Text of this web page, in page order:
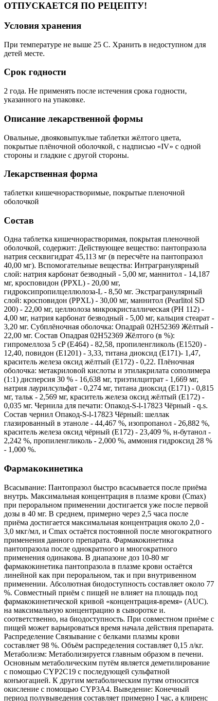
ОТПУСКАЕТСЯ ПО РЕЦЕПТУ!
Условия хранения
При температуре не выше 25 C. Хранить в недоступном для
детей месте.
Срок годности
2 года. Не применять после истечения срока годности,
указанного на упаковке.
Описание лекарственной формы
Овальные, двояковыпуклые таблетки жёлтого цвета,
покрытые плёночной оболочкой, с надписью «IV» с одной
стороны и гладкие с другой стороны.
Лекарственная форма
таблетки кишечнорастворимые, покрытые пленочной
оболочкой
Состав
Одна таблетка кишечнорастворимая, покрытая пленочной
оболочкой, содержит: Действующее вещество: пантопразола
натрия сесквигидрат 45,113 мг (в пересчёте на пантопразол
40,00 мг). Вспомогательные вещества: Интрагранулярный
слой: натрия карбонат безводный - 5,00 мг, маннитол - 14,187
мг, кросповидон (PPXL) - 20,00 мг,
гидроксипропилцеллюлоза-L - 8,50 мг. Экстрагранулярный
слой: кросповидон (PPXL) - 30,00 мг, маннитол (Pearlitol SD
200) - 22,00 мг, целлюлоза микрокристаллическая (PH 112) -
4,00 мг, натрия карбонат безводный - 5,00 мг, кальция стеарат -
3,20 мг. Субплёночная оболочка: Опадрай 02Н52369 Жёлтый -
22,00 мг. Состав Опадрая 02Н52369 Жёлтого (в %):
гипромеллоза 5 cP (Е464) - 82,58, пропиленгликоль (Е1520) -
12,40, повидон (Е1201) - 3,33, титана диоксид (Е171)- 1,47,
краситель железа оксид жёлтый (Е172) - 0,22. Плёночная
оболочка: метакриловой кислоты и этилакрилата сополимера
(1:1) дисперсия 30 % - 16,638 мг, триэтилцитрат - 1,669 мг,
натрия лаурилсульфат - 0,274 мг, титана диоксид (Е171) - 0,815
мг, тальк - 2,569 мг, краситель железа оксид жёлтый (Е172) -
0,035 мг. Чернила для печати: Опакод-S-l-17823 Чёрный - q.s.
Состав чернил Опакод-S-l-17823 Чёрный: шеллак
глазированный в этаноле - 44,467 %, изопропанол - 26,882 %,
краситель железа оксид чёрный (Е172) - 23,409 %, н-бутанол -
2,242 %, пропиленгликоль - 2,000 %, аммония гидроксид 28 %
- 1,000 %.
Фармакокинетика
Всасывание: Пантопразол быстро всасывается после приёма
внутрь. Максимальная концентрация в плазме крови (Сmах)
при пероральном применении достигается уже после первой
дозы в 40 мг. В среднем, примерно через 2,5 часа после
приёма достигается максимальная концентрация около 2,0 -
3,0 мкг/мл, и Сmах остаётся постоянной после многократного
применения данного препарата. Фармакокинетика
пантопразола после однократного и многократного
применения одинакова. В диапазоне доз 10-80 мг
фармакокинетика пантопразола в плазме крови остаётся
линейной как при пероральном, так и при внутривенном
применении. Абсолютная биодоступность составляет около 77
%. Совместный приём с пищей не влияет на площадь под
фармакокинетической кривой «концентрация-время» (AUC).
на максимальную концентрацию в сыворотке и.
соответственно, на биодоступность. При совместном приёме с
пищей может варьироваться время начала действия препарата.
Распределение Связывание с белками плазмы крови
составляет 98 %. Объём распределения составляет 0,15 л/кг.
Метаболизм: Метаболизируется главным образом в печени.
Основным метаболическим путём является деметилирование
с помощью CYP2C19 с последующей сульфатной
конъюгацией. К другим метаболическим путям относится
окисление с помощью CYP3A4. Выведение: Конечный
период полувыведения составляет примерно I час, а клиренс